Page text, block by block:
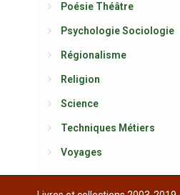
Poésie Théâtre
Psychologie Sociologie
Régionalisme
Religion
Science
Techniques Métiers
Voyages